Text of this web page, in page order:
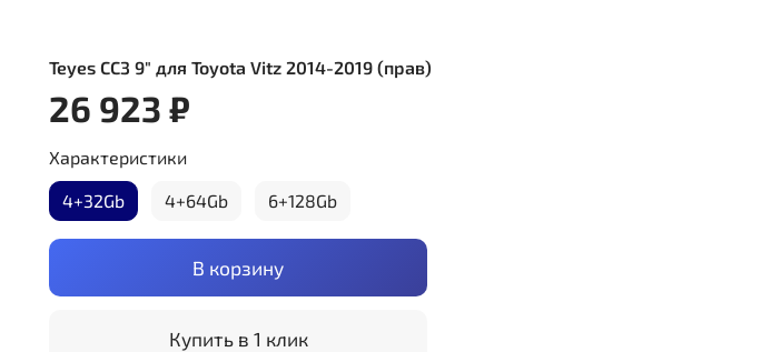
Teyes CC3 9" для Toyota Vitz 2014-2019 (прав)
26 923 ₽
В корзину
Купить в 1 клик
Характеристики
4+32Gb 4+64Gb 6+128Gb